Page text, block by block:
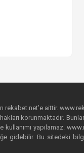
aittir.
korunmaktadır.
yapılamaz.
gidebilir. Bu sitedeki